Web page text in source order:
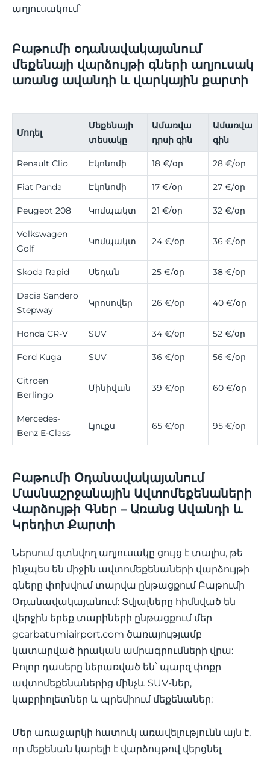
աղյուսակում՝
Բաթումի օդանավակայանում
մեքենայի վարձույթի գների աղյուսակ
առանց ավանդի և վարկային քարտի
Մոդել
Մեքենայի
տեսակը
Ամառվա
դրսի գին
Ամառվա
գին
Renault Clio Էկոնոմի 18 €/օր 28 €/օր
Fiat Panda Էկոնոմի 17 €/օր 27 €/օր
Peugeot 208 Կոմպակտ 21 €/օր 32 €/օր
Volkswagen
Golf
Կոմպակտ 24 €/օր 36 €/օր
Skoda Rapid Սեդան 25 €/օր 38 €/օր
Dacia Sandero
Stepway
Կրոսովեր 26 €/օր 40 €/օր
Honda CR-V SUV 34 €/օր 52 €/օր
Ford Kuga SUV 36 €/օր 56 €/օր
Citroën
Berlingo
Մինիվան 39 €/օր 60 €/օր
Mercedes-
Benz E-Class
Լյուքս 65 €/օր 95 €/օր
Բաթումի Օդանավակայանում
Մասնաշրջանային Ավտոմեքենաների
Վարձույթի Գներ – Առանց Ավանդի և
Կրեդիտ Քարտի
Ներսում գտնվող աղյուսակը ցույց է տալիս, թե
ինչպես են միջին ավտոմեքենաների վարձույթի
գները փոխվում տարվա ընթացքում Բաթումի
Օդանավակայանում: Տվյալները հիմնված են
վերջին երեք տարիների ընթացքում մեր
gcarbatumiairport.com ծառայությամբ
կատարված իրական ամրագրումների վրա:
Բոլոր դասերը ներառված են՝ պարզ փոքր
ավտոմեքենաներից մինչև SUV-ներ,
կաբրիոլետներ և պրեմիում մեքենաներ:
Մեր առաջարկի հատուկ առավելությունն այն է,
որ մեքենան կարելի է վարձույթով վերցնել